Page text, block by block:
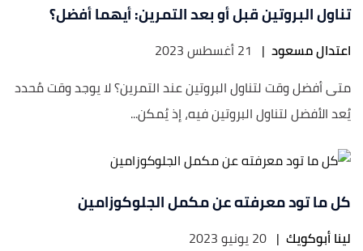
تناول البروتين قبل أو بعد التمرين: أيهما أفضل؟
اعتدال مسعود | 21 أغسطس 2023
متى أفضل وقت لتناول البروتين عند التمرين؟ لا يوجد وقت مُحدد
يُعد الأفضل لتناول البروتين فيه، إذ يُمكن...
كل ما تود معرفته عن مكمل الجلوكوزامين
لينا أبوكويك | 20 يونيو 2023